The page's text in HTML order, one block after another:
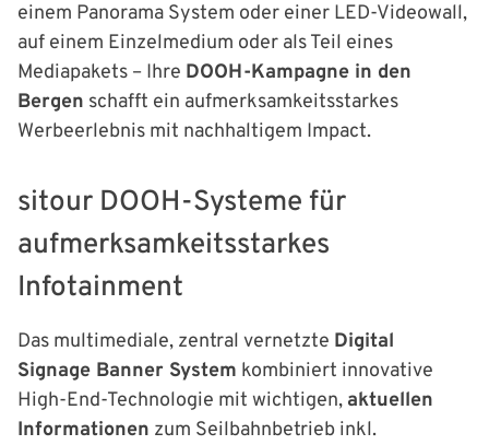
einem Panorama System oder einer LED-Videowall,
auf einem Einzelmedium oder als Teil eines
Mediapakets – Ihre DOOH-Kampagne in den
Bergen schafft ein aufmerksamkeitsstarkes
Werbeerlebnis mit nachhaltigem Impact.
sitour DOOH-Systeme für
aufmerksamkeitsstarkes
Infotainment
Das multimediale, zentral vernetzte Digital
Signage Banner System kombiniert innovative
High-End-Technologie mit wichtigen, aktuellen
Informationen zum Seilbahnbetrieb inkl.